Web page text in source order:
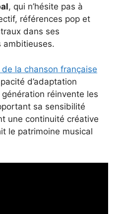
, qui n’hésite pas à
références pop et
dans ses
ambitieuses.
de la chanson française
d’adaptation
réinvente les
sa sensibilité
une continuité créative
le patrimoine musical